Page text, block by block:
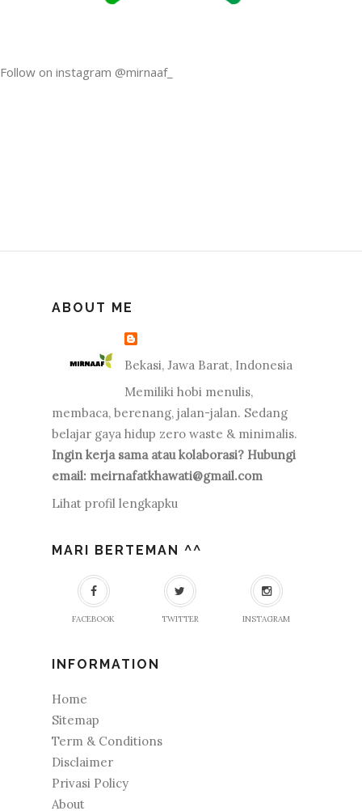
Follow on instagram @mirnaaf_
ABOUT ME
Bekasi, Jawa Barat, Indonesia
Memiliki hobi menulis,
membaca, berenang, jalan-jalan. Sedang
belajar gaya hidup zero waste & minimalis.
Ingin kerja sama atau kolaborasi? Hubungi
email: meirnafatkhawati@gmail.com
Lihat profil lengkapku
MARI BERTEMAN ^^
FACEBOOK TWITTER INSTAGRAM
INFORMATION
Home
Sitemap
Term & Conditions
Disclaimer
Privasi Policy
About